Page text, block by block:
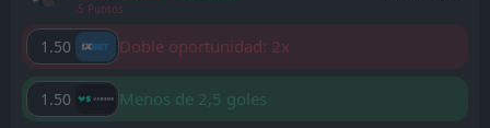
-5 Puntos
1.50 Doble oportunidad: 2x
1.50
Menos de 2,5 goles